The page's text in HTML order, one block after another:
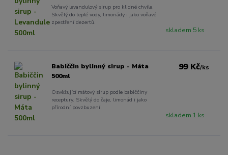
Voňavý levandulový sirup pro klidné chvíle.
Skvělý do teplé vody, limonády i jako voňavé
zpestření dezertů.
skladem 5 ks
Babiččin bylinný sirup - Máta
500ml
Osvěžující mátový sirup podle babiččiny
receptury. Skvělý do čaje, limonád i jako
přírodní povzbuzení.
99 Kč/ks
skladem 1 ks